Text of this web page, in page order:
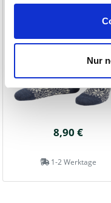
Nur
8,90 €
1-2 Werktage